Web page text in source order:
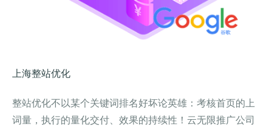
上海整站优化
整站优化不以某个关键词排名好坏论英雄：考核首页的上
词量，执行的量化交付、效果的持续性！云无限推广公司